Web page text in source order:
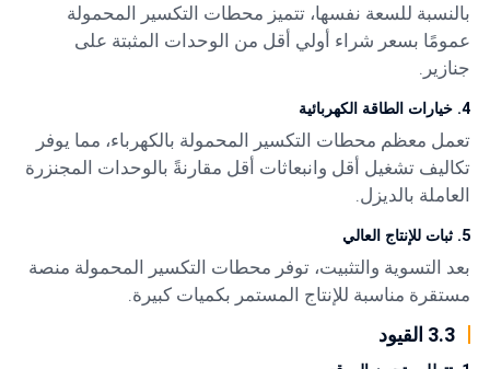
بالنسبة للسعة نفسها، تتميز محطات التكسير المحمولة
عمومًا بسعر شراء أولي أقل من الوحدات المثبتة على
جنازير.
4. خيارات الطاقة الكهربائية
تعمل معظم محطات التكسير المحمولة بالكهرباء، مما يوفر
تكاليف تشغيل أقل وانبعاثات أقل مقارنةً بالوحدات المجنزرة
العاملة بالديزل.
5. ثبات للإنتاج العالي
بعد التسوية والتثبيت، توفر محطات التكسير المحمولة منصة
مستقرة مناسبة للإنتاج المستمر بكميات كبيرة.
3.3 القيود